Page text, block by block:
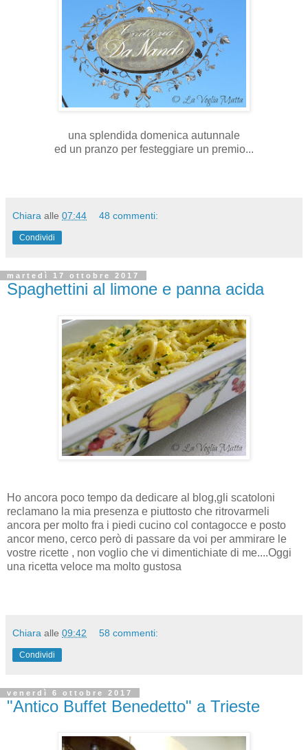
una splendida domenica autunnale
ed un pranzo per festeggiare un premio...
Chiara alle 07:44 48 commenti:
Condividi
martedì 17 ottobre 2017
Spaghettini al limone e panna acida
Ho ancora poco tempo da dedicare al blog,gli scatoloni
reclamano la mia presenza e piuttosto che ritrovarmeli
ancora per molto fra i piedi cucino col contagocce e posto
ancor meno, cerco però di passare da voi per ammirare le
vostre ricette , non voglio che vi dimentichiate di me....Oggi
una ricetta veloce ma molto gustosa
Chiara alle 09:42 58 commenti:
Condividi
venerdì 6 ottobre 2017
"Antico Buffet Benedetto" a Trieste